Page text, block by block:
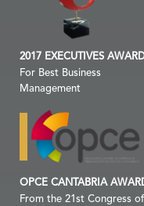
2017 EXECUTIVES
For Best Business
Management
OPCE CANTABRIA
From the 21st Congress of